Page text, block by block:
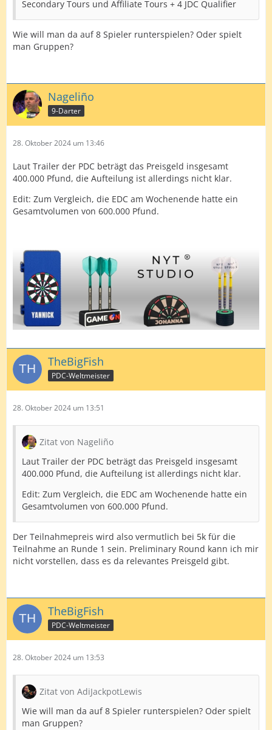
Secondary Tours und Affiliate Tours + 4 JDC Qualifier
Wie will man da auf 8 Spieler runterspielen? Oder spielt
man Gruppen?
Nageliño
9-Darter
28. Oktober 2024 um 13:46
Laut Trailer der PDC beträgt das Preisgeld insgesamt
400.000 Pfund, die Aufteilung ist allerdings nicht klar.
Edit: Zum Vergleich, die EDC am Wochenende hatte ein
Gesamtvolumen von 600.000 Pfund.
TheBigFish
PDC-Weltmeister
28. Oktober 2024 um 13:51
Zitat von Nageliño
Laut Trailer der PDC beträgt das Preisgeld insgesamt
400.000 Pfund, die Aufteilung ist allerdings nicht klar.
Edit: Zum Vergleich, die EDC am Wochenende hatte ein
Gesamtvolumen von 600.000 Pfund.
Der Teilnahmepreis wird also vermutlich bei 5k für die
Teilnahme an Runde 1 sein. Preliminary Round kann ich mir
nicht vorstellen, dass es da relevantes Preisgeld gibt.
TheBigFish
PDC-Weltmeister
28. Oktober 2024 um 13:53
Zitat von AdiJackpotLewis
Wie will man da auf 8 Spieler runterspielen? Oder spielt
man Gruppen?